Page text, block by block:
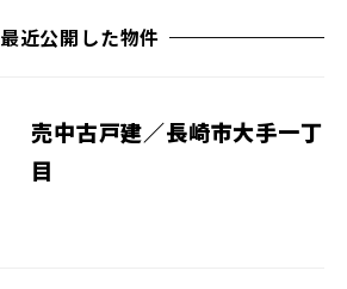
最近公開した物件
売中古戸建／長崎市大手一丁
目